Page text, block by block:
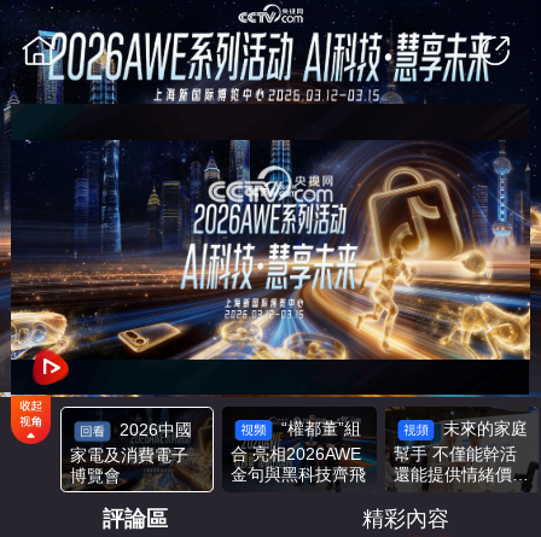
網絡開小差了，請稍後再試
2026中國
家電及消費電子
博覽會
“權都董”組
合 亮相2026AWE
金句與黑科技齊飛
未來的家庭
幫手 不僅能幹活
還能提供情緒價
值！
評論區 精彩內容